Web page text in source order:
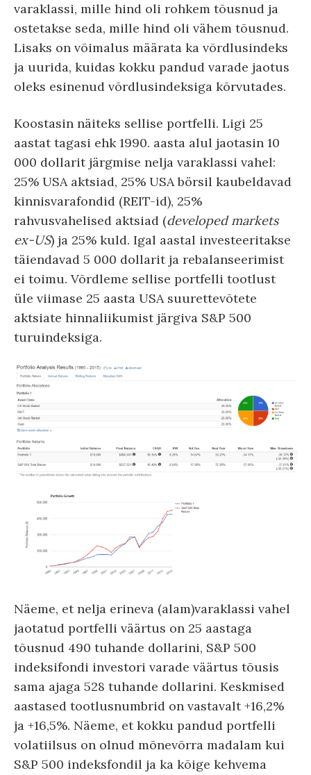
varaklassi, mille hind oli rohkem tõusnud ja
ostetakse seda, mille hind oli vähem tõusnud.
Lisaks on võimalus määrata ka võrdlusindeks
ja uurida, kuidas kokku pandud varade jaotus
oleks esinenud võrdlusindeksiga kõrvutades.
Koostasin näiteks sellise portfelli. Ligi 25
aastat tagasi ehk 1990. aasta alul jaotasin 10
000 dollarit järgmise nelja varaklassi vahel:
25% USA aktsiad, 25% USA börsil kaubeldavad
kinnisvarafondid (REIT-id), 25%
rahvusvahelised aktsiad (developed markets
ex-US) ja 25% kuld. Igal aastal investeeritakse
täiendavad 5 000 dollarit ja rebalanseerimist
ei toimu. Võrdleme sellise portfelli tootlust
üle viimase 25 aasta USA suurettevõtete
aktsiate hinnaliikumist järgiva S&P 500
turuindeksiga.
Näeme, et nelja erineva (alam)varaklassi vahel
jaotatud portfelli väärtus on 25 aastaga
tõusnud 490 tuhande dollarini, S&P 500
indeksifondi investori varade väärtus tõusis
sama ajaga 528 tuhande dollarini. Keskmised
aastased tootlusnumbrid on vastavalt +16,2%
ja +16,5%. Näeme, et kokku pandud portfelli
volatiilsus on olnud mõnevõrra madalam kui
S&P 500 indeksfondil ja ka kõige kehvema